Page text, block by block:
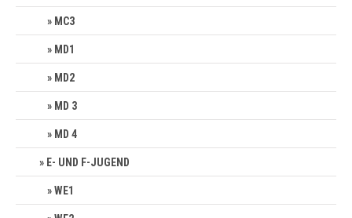
MC3
MD1
MD2
MD 3
MD 4
E- UND F-JUGEND
WE1